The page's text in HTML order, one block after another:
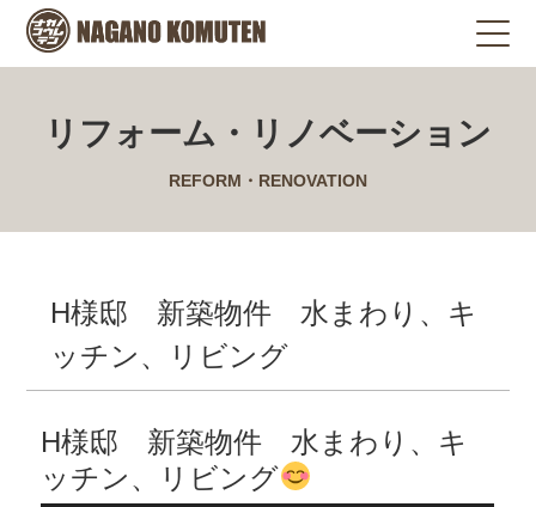
リフォーム・リノベーション
REFORM・RENOVATION
H様邸 新築物件 水まわり、キ
ッチン、リビング
H様邸 新築物件 水まわり、キ
ッチン、リビング